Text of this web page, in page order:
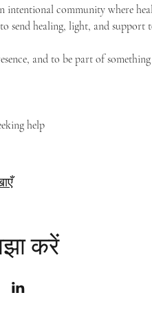
intentional community where
send healing, light, and support
and to be part of
help
करें